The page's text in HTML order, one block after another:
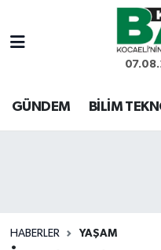
GÜNDEM BİLİM
HABERLER YAŞAM
Kocaeli Nöbetçi
Kocaeli Hava